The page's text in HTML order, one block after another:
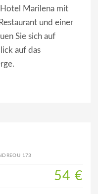
Marilena mit
und einer
Sie sich auf
auf das
173
54 €